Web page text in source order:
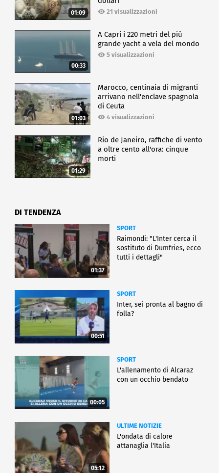
01:09 21 visualizzazioni
00:33
A Capri i 220 metri del più
grande yacht a vela del mondo
5 visualizzazioni
01:03
Marocco, centinaia di migranti
arrivano nell'enclave spagnola
di Ceuta
4 visualizzazioni
01:29
Rio de Janeiro, raffiche di vento
a oltre cento all'ora: cinque
morti
DI TENDENZA
01:37
SPORT
Raimondi: "L'Inter cerca il
sostituto di Dumfries, ecco
tutti i dettagli"
00:51
SPORT
Inter, sei pronta al bagno di
folla?
00:05
SPORT
L'allenamento di Alcaraz
con un occhio bendato
05:12
ULTIME NOTIZIE
L'ondata di calore
attanaglia l'Italia